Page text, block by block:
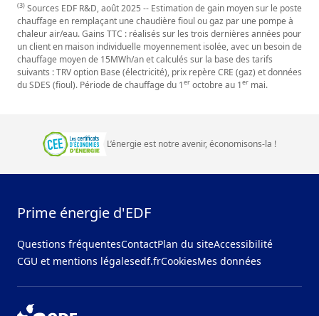
(3) Sources EDF R&D, août 2025 -- Estimation de gain moyen sur le poste
chauffage en remplaçant une chaudière fioul ou gaz par une pompe à
chaleur air/eau. Gains TTC : réalisés sur les trois dernières années pour
un client en maison individuelle moyennement isolée, avec un besoin de
chauffage moyen de 15MWh/an et calculés sur la base des tarifs
suivants : TRV option Base (électricité), prix repère CRE (gaz) et données
du SDES (fioul). Période de chauffage du 1er octobre au 1er mai.
L’énergie est notre avenir, économisons‑la !
Prime énergie d'EDF
Questions fréquentesContactPlan du siteAccessibilité
CGU et mentions légalesedf.frCookiesMes données